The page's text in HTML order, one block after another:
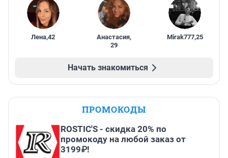
Лена,42 Анастасия,
29
Mirak777,25
Начать знакомиться
ПРОМОКОДЫ
ROSTIC'S - скидка 20% по
промокоду на любой заказ от
3199₽!